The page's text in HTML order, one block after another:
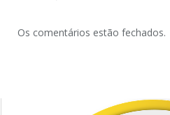
Os comentários estão fechados.